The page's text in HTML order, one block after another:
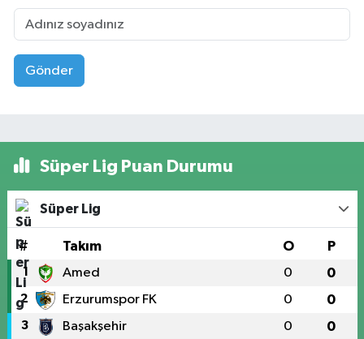
Gönder
Süper Lig Puan Durumu
Süper Lig
# Takım O P
1 Amed 0 0
2 Erzurumspor FK 0 0
3 Başakşehir 0 0